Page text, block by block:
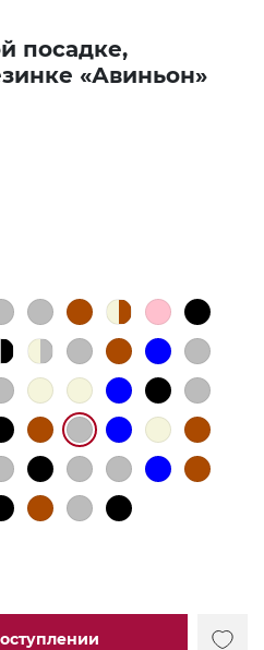
посадке,
«Авиньон»